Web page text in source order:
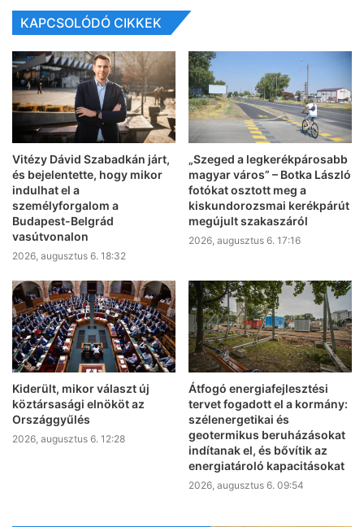
KAPCSOLÓDÓ CIKKEK
Vitézy Dávid Szabadkán járt,
és bejelentette, hogy mikor
indulhat el a
személyforgalom a
Budapest-Belgrád
vasútvonalon
2026, augusztus 6. 18:32
„Szeged a legkerékpárosabb
magyar város” – Botka László
fotókat osztott meg a
kiskundorozsmai kerékpárút
megújult szakaszáról
2026, augusztus 6. 17:16
Kiderült, mikor választ új
köztársasági elnököt az
Országgyűlés
2026, augusztus 6. 12:28
Átfogó energiafejlesztési
tervet fogadott el a kormány:
szélenergetikai és
geotermikus beruházásokat
indítanak el, és bővítik az
energiatároló kapacitásokat
2026, augusztus 6. 09:54